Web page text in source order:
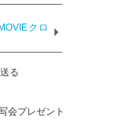
クロ